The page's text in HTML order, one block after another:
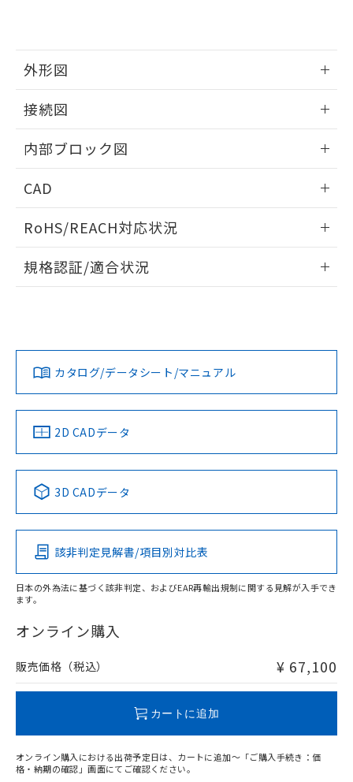
外形図
接続図
端子配置
内部ブロック図
CAD
ドすることができます。
ログイン/会員登録
ダウンロードデータをご利用いただく前に、以下を必ずお読
みください。
ソフトウェアの使用条件
RoHS/REACH対応状況
EU RoHS 注意事項・凡例
対応済み
中国 RoHS 注意事項・凡例
Pb Hg Cd Cr(VI)
O
在庫等で未対応品が混在する可能性があります。
問い合わせください。
規格認証/適合状況
LR型式承認
（イギリス
船舶規格）
DNV型式承認
（ノルウェー
BV型式承認
（フランス
KR型式
（韓国
No No No No
この製品の規格認証/適合状況ページへ
その他の認証はこちらのページからご検索ください
カタログ/データシート/マニュアル
2D CADデータ
3D CADデータ
該非判定見解書/項目別対比表
日本の外為法に基づく該非判定、およびEAR再輸出規制に関する見解が入手でき
ます。
オンライン購入
販売価格（税込） ¥ 67,100
カートに追加
オンライン購入における出荷予定日は、カートに追加～「ご購入手続き：価
格・納期の確認」画面にてご確認ください。